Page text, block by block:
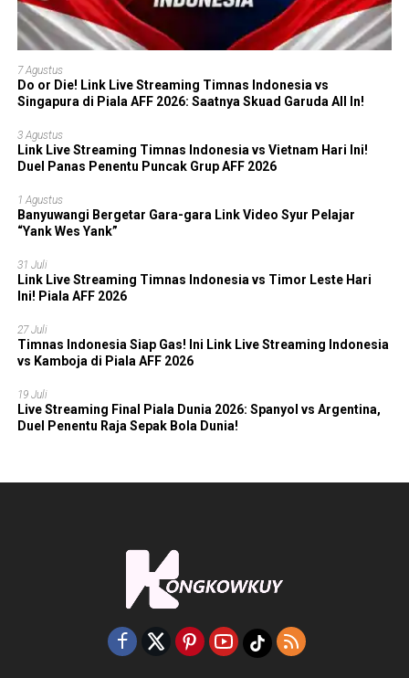
7 Agustus
Do or Die! Link Live Streaming Timnas Indonesia vs
Singapura di Piala AFF 2026: Saatnya Skuad Garuda All In!
3 Agustus
Link Live Streaming Timnas Indonesia vs Vietnam Hari Ini!
Duel Panas Penentu Puncak Grup AFF 2026
1 Agustus
Banyuwangi Bergetar Gara-gara Link Video Syur Pelajar
“Yank Wes Yank”
31 Juli
Link Live Streaming Timnas Indonesia vs Timor Leste Hari
Ini! Piala AFF 2026
27 Juli
Timnas Indonesia Siap Gas! Ini Link Live Streaming Indonesia
vs Kamboja di Piala AFF 2026
19 Juli
Live Streaming Final Piala Dunia 2026: Spanyol vs Argentina,
Duel Penentu Raja Sepak Bola Dunia!